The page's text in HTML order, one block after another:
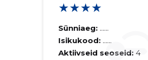
★★★★
Sünniaeg: ......
Isikukood: ......
Aktiivseid seoseid: 4